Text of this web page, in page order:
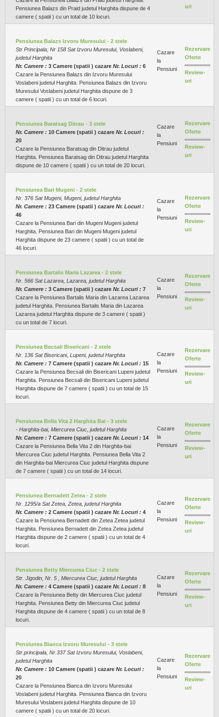
Pensiunea Balazs din Praid judetul Harghita dispune de 4
camere ( spatii ) cu un total de 10 locuri.
uri
Pensiunea Balazs Izvoru Muresului - 2 stele
Str Principala, Nr 158 Sat Izvoru Muresului, Voslabeni,
judetul Harghita
Nr. Camere : 3 Camere (spatii ) cazare Nr. Locuri : 6
Cazare la Pensiunea Balazs din Izvoru Muresului
Voslabeni judetul Harghita. Pensiunea Balazs din Izvoru
Muresului Voslabeni judetul Harghita dispune de 3
camere ( spatii ) cu un total de 6 locuri.
Cazare
la
Pensiuni
Rezervare
Oferte
Review-
uri
Pensiunea Baratsag Ditrau - 3 stele
Nr. Camere : 10 Camere (spatii ) cazare Nr. Locuri :
20
Cazare la Pensiunea Baratsag din Ditrau judetul
Harghita. Pensiunea Baratsag din Ditrau judetul Harghita
dispune de 10 camere ( spatii ) cu un total de 20 locuri.
Cazare
la
Pensiuni
Rezervare
Oferte
Review-
uri
Pensiunea Bari Mugeni - 2 stele
Nr. 376 Sat Mugeni, Mugeni, judetul Harghita
Nr. Camere : 23 Camere (spatii ) cazare Nr. Locuri :
46
Cazare la Pensiunea Bari din Mugeni Mugeni judetul
Harghita. Pensiunea Bari din Mugeni Mugeni judetul
Harghita dispune de 23 camere ( spatii ) cu un total de
46 locuri.
Cazare
la
Pensiuni
Rezervare
Oferte
Review-
uri
Pensiunea Bartalis Maria Lazarea - 2 stele
Nr. 566 Sat Lazarea, Lazarea, judetul Harghita
Nr. Camere : 3 Camere (spatii ) cazare Nr. Locuri : 7
Cazare la Pensiunea Bartalis Maria din Lazarea Lazarea
judetul Harghita. Pensiunea Bartalis Maria din Lazarea
Lazarea judetul Harghita dispune de 3 camere ( spatii )
cu un total de 7 locuri.
Cazare
la
Pensiuni
Rezervare
Oferte
Review-
uri
Pensiunea Becsali Bisericani - 2 stele
Nr. 136 Sat Bisericani, Lupeni, judetul Harghita
Nr. Camere : 7 Camere (spatii ) cazare Nr. Locuri : 15
Cazare la Pensiunea Becsali din Bisericani Lupeni judetul
Harghita. Pensiunea Becsali din Bisericani Lupeni judetul
Harghita dispune de 7 camere ( spatii ) cu un total de 15
locuri.
Cazare
la
Pensiuni
Rezervare
Oferte
Review-
uri
Pensiunea Bella Vita 2 Harghita Bai - 3 stele
- Harghita-bai, Miercurea Ciuc, judetul Harghita
Nr. Camere : 7 Camere (spatii ) cazare Nr. Locuri : 14
Cazare la Pensiunea Bella Vita 2 din Harghita-bai
Miercurea Ciuc judetul Harghita. Pensiunea Bella Vita 2
din Harghita-bai Miercurea Ciuc judetul Harghita dispune
de 7 camere ( spatii ) cu un total de 14 locuri.
Cazare
la
Pensiuni
Rezervare
Oferte
Review-
uri
Pensiunea Bernadett Zetea - 2 stele
Nr. 1295/a Sat Zetea, Zetea, judetul Harghita
Nr. Camere : 2 Camere (spatii ) cazare Nr. Locuri : 4
Cazare la Pensiunea Bernadett din Zetea Zetea judetul
Harghita. Pensiunea Bernadett din Zetea Zetea judetul
Harghita dispune de 2 camere ( spatii ) cu un total de 4
locuri.
Cazare
la
Pensiuni
Rezervare
Oferte
Review-
uri
Pensiunea Betty Miercurea Ciuc - 2 stele
Str. Jigodin, Nr. 5 , Miercurea Ciuc, judetul Harghita
Nr. Camere : 4 Camere (spatii ) cazare Nr. Locuri : 8
Cazare la Pensiunea Betty din Miercurea Ciuc judetul
Harghita. Pensiunea Betty din Miercurea Ciuc judetul
Harghita dispune de 4 camere ( spatii ) cu un total de 8
locuri.
Cazare
la
Pensiuni
Rezervare
Oferte
Review-
uri
Pensiunea Bianca Izvoru Muresului - 3 stele
Str.principala, Nr.337 Sat Izvoru Muresului, Voslabeni,
judetul Harghita
Nr. Camere : 10 Camere (spatii ) cazare Nr. Locuri :
20
Cazare la Pensiunea Bianca din Izvoru Muresului
Voslabeni judetul Harghita. Pensiunea Bianca din Izvoru
Muresului Voslabeni judetul Harghita dispune de 10
camere ( spatii ) cu un total de 20 locuri.
Cazare
la
Pensiuni
Rezervare
Oferte
Review-
uri